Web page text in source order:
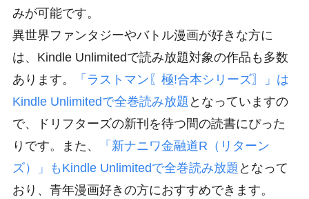
みが可能です。
異世界ファンタジーやバトル漫画が好きな方に
は、Kindle Unlimitedで読み放題対象の作品も多数
あります。
「ラストマン〖極!合本シリーズ〗」は
Kindle Unlimitedで全巻読み放題 となっていますの
で、ドリフターズの新刊を待つ間の読書にぴった
りです。また、
「新ナニワ金融道R（リターン
ズ）」もKindle Unlimitedで全巻読み放題 となって
おり、青年漫画好きの方におすすめできます。